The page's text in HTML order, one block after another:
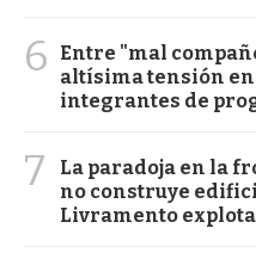
6
Entre "mal
altísima tensión
integrantes de
7
La paradoja en la
no construye
Livramento